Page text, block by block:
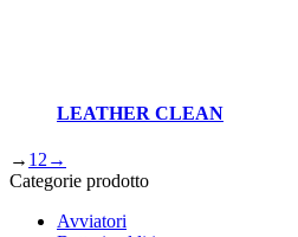
LEATHER CLEAN
→ 1 2 →
Categorie prodotto
Avviatori